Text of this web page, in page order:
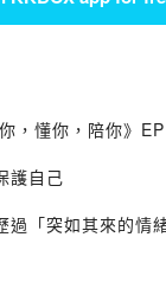
，懂你，陪你》EP
護自己
過「突如其來的情